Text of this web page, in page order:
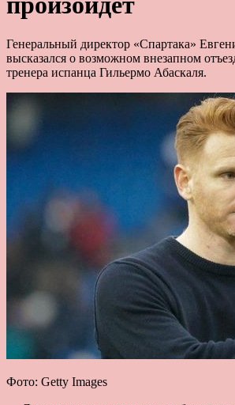
Генеральный директор «Спартака»
высказался о возможном внезапном
тренера испанца Гильермо Абаскаля.
Фото: Getty Images